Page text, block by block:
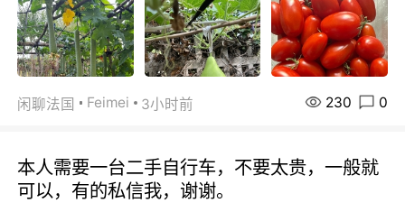
闲聊法国 Feimei 3小时前 230 0
本人需要一台二手自行车，不要太贵，一般就
可以，有的私信我，谢谢。